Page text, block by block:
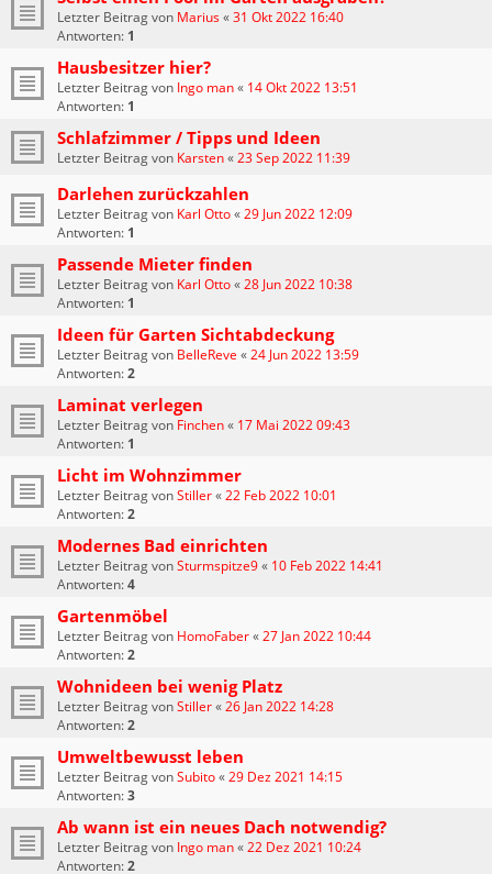
Letzter Beitrag von Marius«31 Okt 2022 16:40
Antworten: 1
Hausbesitzer hier?
Letzter Beitrag von Ingo man« 14 Okt 2022 13:51
Antworten: 1
Schlafzimmer / Tipps und Ideen
Letzter Beitrag von Karsten«23 Sep 2022 11:39
Darlehen zurückzahlen
Letzter Beitrag von Karl Otto«29 Jun 2022 12:09
Antworten: 1
Passende Mieter finden
Letzter Beitrag von Karl Otto«28 Jun 2022 10:38
Antworten: 1
Ideen für Garten Sichtabdeckung
Letzter Beitrag von BelleReve «24 Jun 2022 13:59
Antworten:2
Laminat verlegen
Letzter Beitrag von Finchen« 17 Mai 2022 09:43
Antworten: 1
Licht im Wohnzimmer
Letzter Beitrag vonStiller«22 Feb 2022 10:01
Antworten:2
Modernes Bad einrichten
Letzter Beitrag vonSturmspitze9« 10 Feb 2022 14:41
Antworten:4
Gartenmöbel
Letzter Beitrag von HomoFaber«27 Jan 2022 10:44
Antworten:2
Wohnideen bei wenig Platz
Letzter Beitrag vonStiller«26 Jan 2022 14:28
Antworten:2
Umweltbewusst leben
Letzter Beitrag vonSubito«29 Dez 2021 14:15
Antworten:3
Ab wann ist ein neues Dach notwendig?
Letzter Beitrag von Ingo man«22 Dez 2021 10:24
Antworten:2